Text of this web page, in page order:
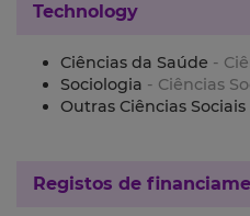
Technology
Ciências da Saúde -
Sociologia - Ciências
Outras Ciências Sociais
Registos de